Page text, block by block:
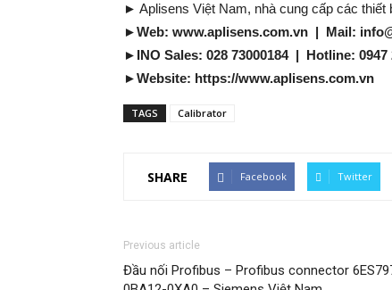
► Aplisens Việt Nam, nhà cung cấp các
►Web: www.aplisens.com.vn | Mail:
► INO Sales: 028 73000184 | Hotline: 0947
►Website: https://www.aplisens.com.vn
TAGS Calibrator
SHARE Facebook Twitter
Previous article
Đầu nối Profibus – Profibus connector